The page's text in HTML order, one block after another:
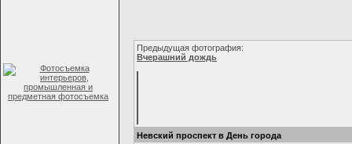
Предыдущая фотография:
Вчерашний дождь
Невский проспект в День города